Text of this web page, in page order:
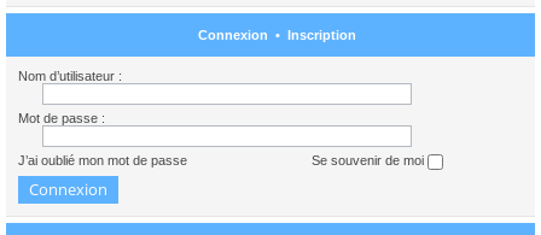
Connexion • Inscription
Nom d’utilisateur :
Mot de passe :
J’ai oublié mon mot de passe Se souvenir de moi